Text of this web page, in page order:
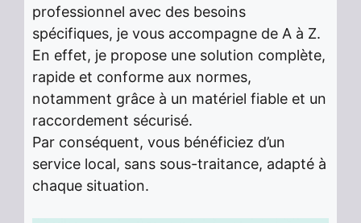
professionnel avec des besoins
spécifiques, je vous accompagne de A à Z.
En effet, je propose une solution complète,
rapide et conforme aux normes,
notamment grâce à un matériel fiable et un
raccordement sécurisé.
Par conséquent, vous bénéficiez d’un
service local, sans sous-traitance, adapté à
chaque situation.